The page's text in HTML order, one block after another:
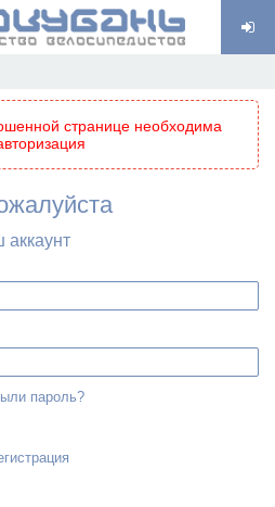
странице необходима
аккаунт
пароль?